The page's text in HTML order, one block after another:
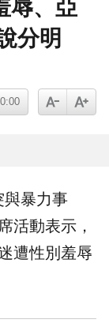
辱、亞
分明
與暴力事
活動表示，
遭性別羞辱